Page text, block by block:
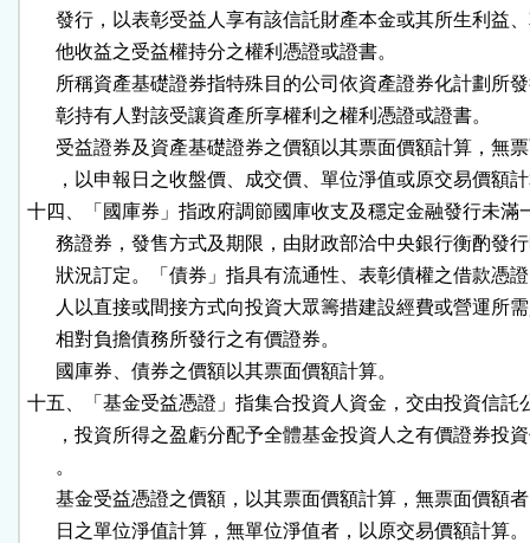
發行，以表彰受益人享有該信託財產本金或其所生利益
      他收益之受益權持分之權利憑證或證書。
所稱資產基礎證券指特殊目的公司依資產證券化計劃所
      彰持有人對該受讓資產所享權利之權利憑證或證書。
受益證券及資產基礎證券之價額以其票面價額計算，無
，以申報日之收盤價、成交價、單位淨值或原交易價額
十四、「國庫券」指政府調節國庫收支及穩定金融發行未滿
務證券，發售方式及期限，由財政部洽中央銀行衡酌發
狀況訂定。「債券」指具有流通性、表彰債權之借款憑
人以直接或間接方式向投資大眾籌措建設經費或營運所
      相對負擔債務所發行之有價證券。
      國庫券、債券之價額以其票面價額計算。
十五、「基金受益憑證」指集合投資人資金，交由投資信託
，投資所得之盈虧分配予全體基金投資人之有價證券投
      。
基金受益憑證之價額，以其票面價額計算，無票面價額
      日之單位淨值計算，無單位淨值者，以原交易價額計算。